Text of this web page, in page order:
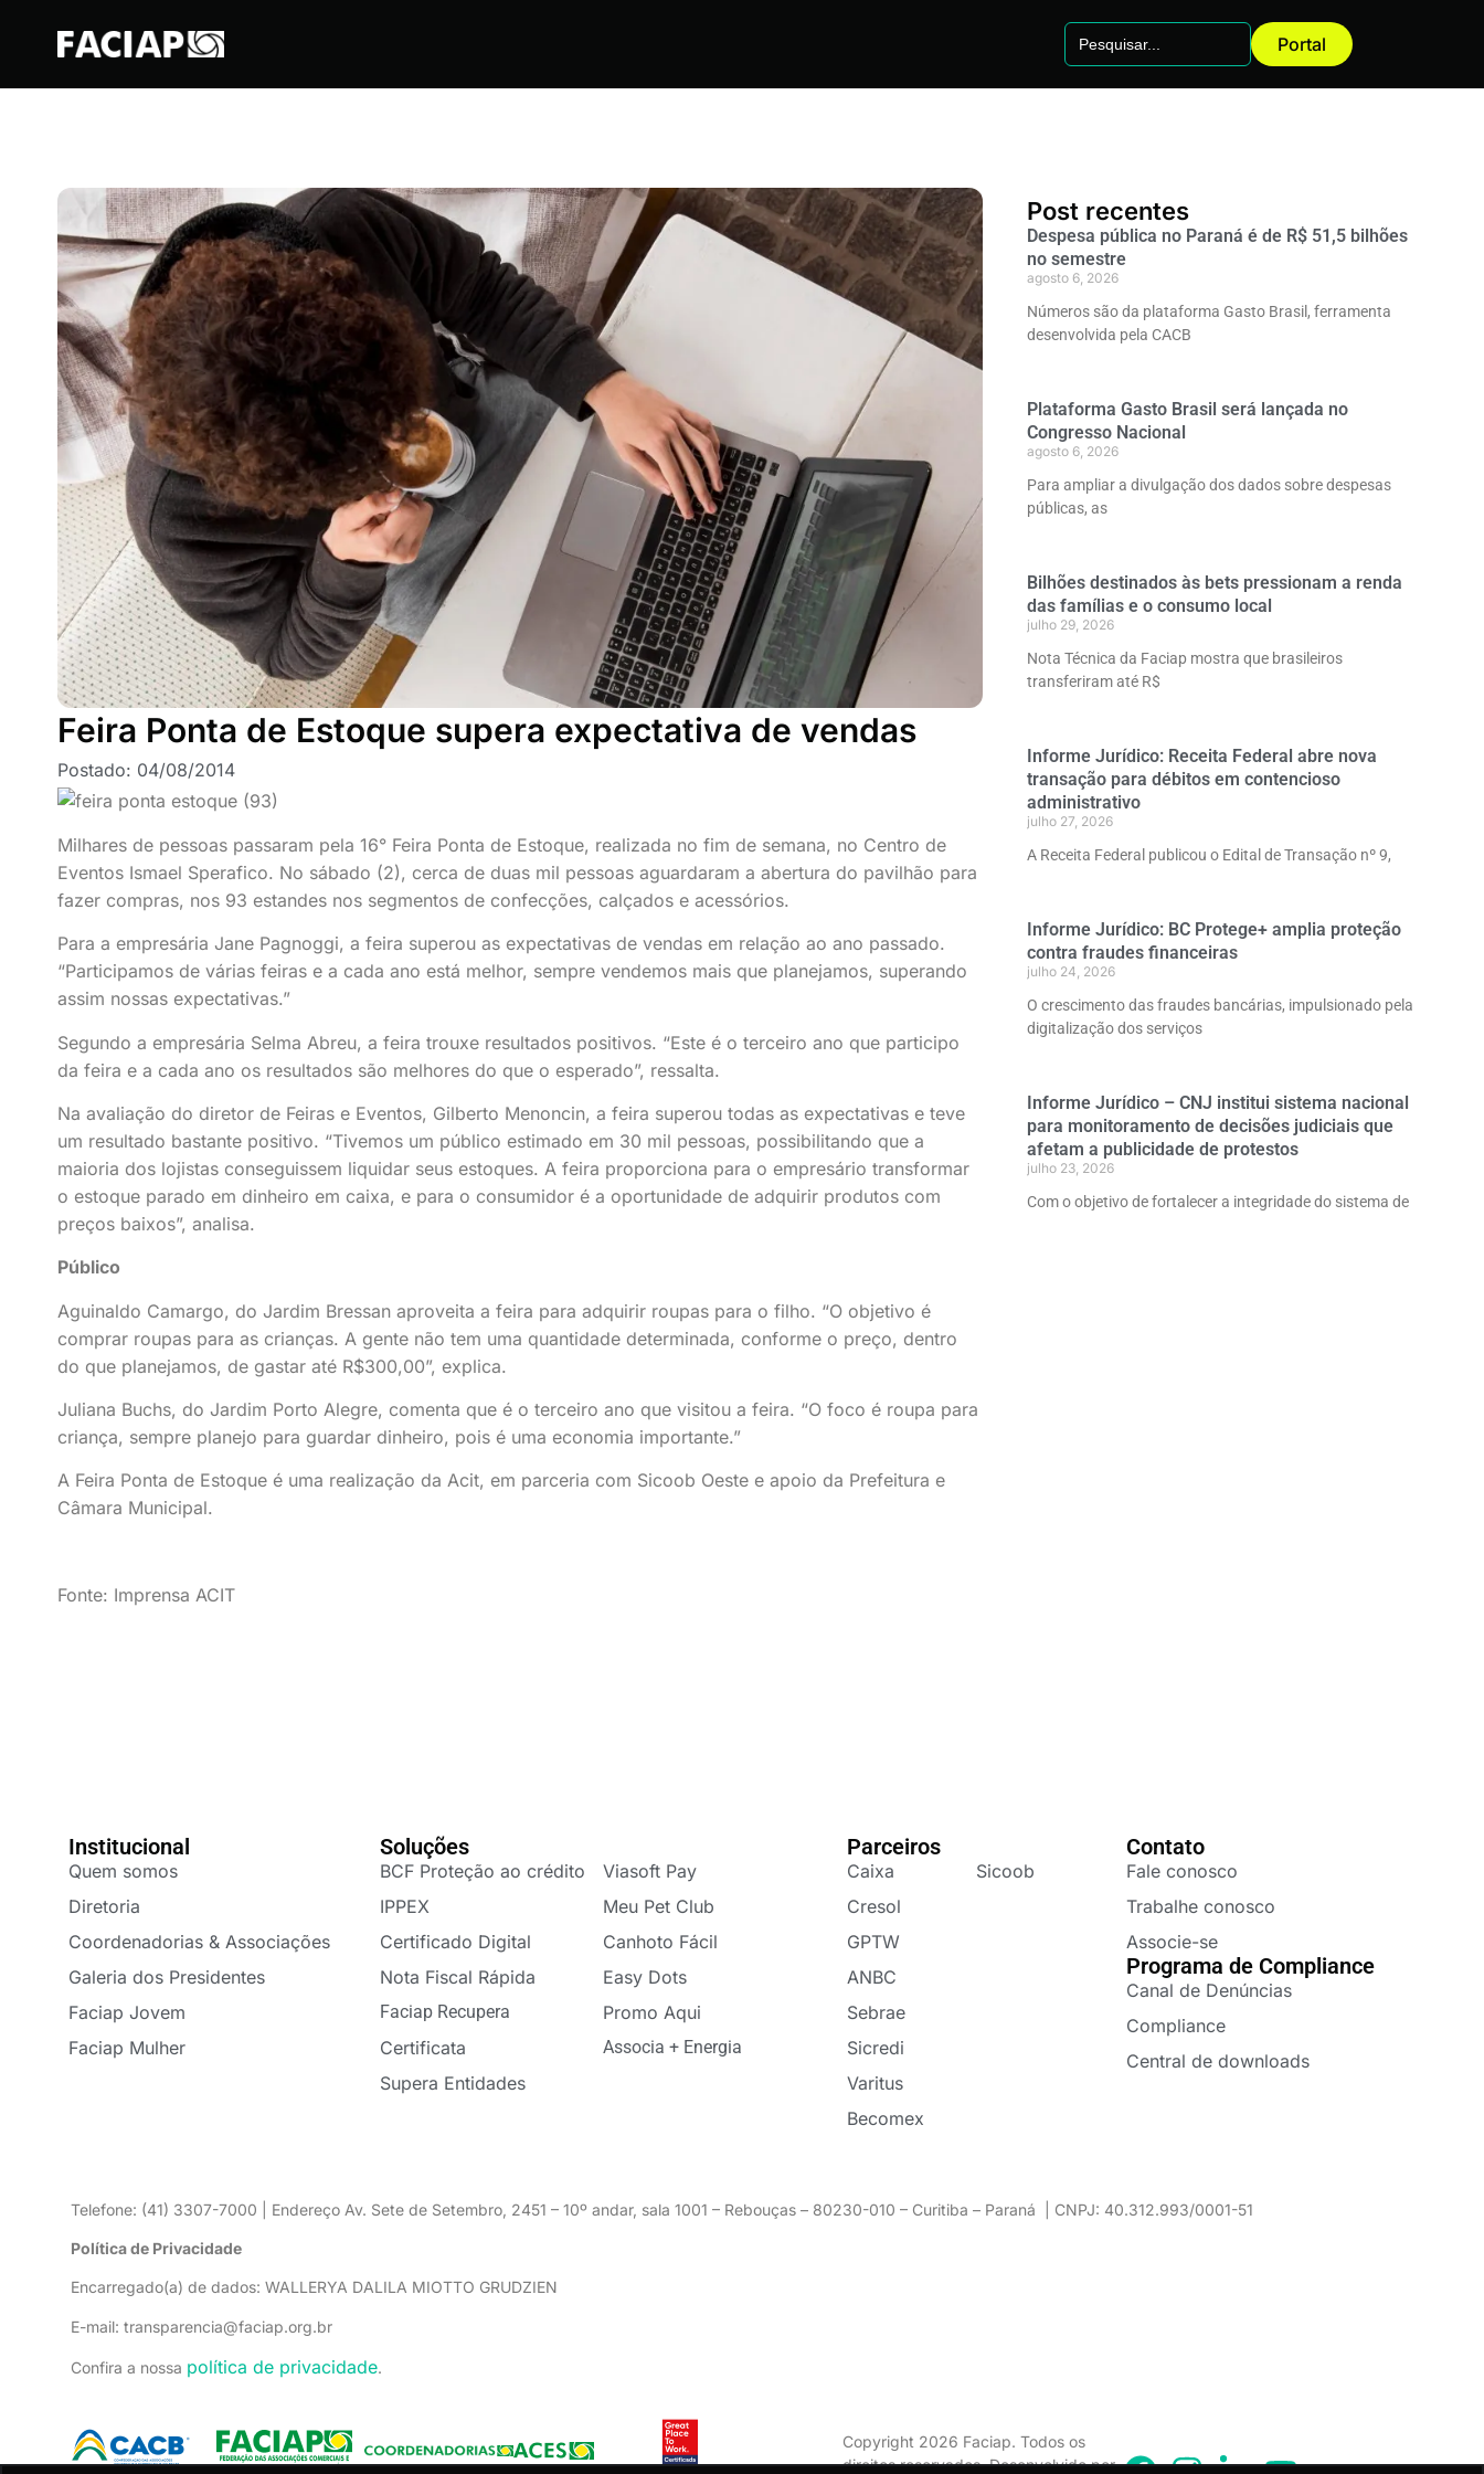
FACIAPE
Search
for:
Portal
Feira Ponta de Estoque supera expectativa de vendas
Postado: 04/08/2014
Milhares de pessoas passaram pela 16° Feira Ponta de Estoque, realizada no fim de semana, no Centro de
Eventos Ismael Sperafico. No sábado (2), cerca de duas mil pessoas aguardaram a abertura do pavilhão para
fazer compras, nos 93 estandes nos segmentos de confecções, calçados e acessórios.
Para a empresária Jane Pagnoggi, a feira superou as expectativas de vendas em relação ao ano passado.
“Participamos de várias feiras e a cada ano está melhor, sempre vendemos mais que planejamos, superando
assim nossas expectativas.”
Segundo a empresária Selma Abreu, a feira trouxe resultados positivos. “Este é o terceiro ano que participo
da feira e a cada ano os resultados são melhores do que o esperado”, ressalta.
Na avaliação do diretor de Feiras e Eventos, Gilberto Menoncin, a feira superou todas as expectativas e teve
um resultado bastante positivo. “Tivemos um público estimado em 30 mil pessoas, possibilitando que a
maioria dos lojistas conseguissem liquidar seus estoques. A feira proporciona para o empresário transformar
o estoque parado em dinheiro em caixa, e para o consumidor é a oportunidade de adquirir produtos com
preços baixos”, analisa.
Público
Aguinaldo Camargo, do Jardim Bressan aproveita a feira para adquirir roupas para o filho. “O objetivo é
comprar roupas para as crianças. A gente não tem uma quantidade determinada, conforme o preço, dentro
do que planejamos, de gastar até R$300,00”, explica.
Juliana Buchs, do Jardim Porto Alegre, comenta que é o terceiro ano que visitou a feira. “O foco é roupa para
criança, sempre planejo para guardar dinheiro, pois é uma economia importante.”
A Feira Ponta de Estoque é uma realização da Acit, em parceria com Sicoob Oeste e apoio da Prefeitura e
Câmara Municipal.
Fonte: Imprensa ACIT
Post recentes
Despesa pública no Paraná é de R$ 51,5 bilhões
no semestre
agosto 6, 2026
Números são da plataforma Gasto Brasil, ferramenta
desenvolvida pela CACB
Plataforma Gasto Brasil será lançada no
Congresso Nacional
agosto 6, 2026
Para ampliar a divulgação dos dados sobre despesas
públicas, as
Bilhões destinados às bets pressionam a renda
das famílias e o consumo local
julho 29, 2026
Nota Técnica da Faciap mostra que brasileiros
transferiram até R$
Informe Jurídico: Receita Federal abre nova
transação para débitos em contencioso
administrativo
julho 27, 2026
A Receita Federal publicou o Edital de Transação nº 9,
Informe Jurídico: BC Protege+ amplia proteção
contra fraudes financeiras
julho 24, 2026
O crescimento das fraudes bancárias, impulsionado pela
digitalização dos serviços
Informe Jurídico – CNJ institui sistema nacional
para monitoramento de decisões judiciais que
afetam a publicidade de protestos
julho 23, 2026
Com o objetivo de fortalecer a integridade do sistema de
Institucional
Quem somos
Diretoria
Coordenadorias & Associações
Galeria dos Presidentes
Faciap Jovem
Faciap Mulher
Soluções
BCF Proteção ao crédito
IPPEX
Certificado Digital
Nota Fiscal Rápida
Faciap Recupera
Certificata
Supera Entidades
Viasoft Pay
Meu Pet Club
Canhoto Fácil
Easy Dots
Promo Aqui
Associa + Energia
Parceiros
Caixa
Cresol
GPTW
ANBC
Sebrae
Sicredi
Varitus
Becomex
Sicoob
Contato
Fale conosco
Trabalhe conosco
Associe-se
Programa de Compliance
Canal de Denúncias
Compliance
Central de downloads
Telefone: (41) 3307-7000 | Endereço Av. Sete de Setembro, 2451 – 10º andar, sala 1001 – Rebouças – 80230-010 – Curitiba – Paraná | CNPJ: 40.312.993/0001-51
Política de Privacidade
Encarregado(a) de dados: WALLERYA DALILA MIOTTO GRUDZIEN
E-mail: transparencia@faciap.org.br
Confira a nossa política de privacidade.
Copyright 2026 Faciap. Todos os
direitos reservados. Desenvolvido por